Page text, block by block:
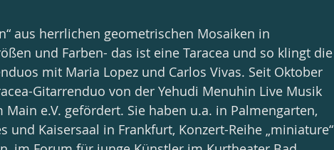
aus herrlichen geometrischen Mosaiken in
und Farben- das ist eine Taracea und so klingt die
mit Maria Lopez und Carlos Vivas. Seit Oktober
Gitarrenduo von der Yehudi Menuhin Live Musik
Main e.V. gefördert. Sie haben u.a. in Palmengarten,
und Kaisersaal in Frankfurt, Konzert-Reihe „miniature“